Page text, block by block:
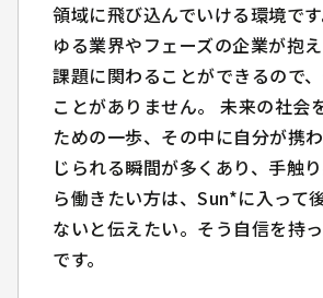
Sun*は、個人の意志を尊重しな
る領域に飛び込んでいける環境
らゆる業界やフェーズの企業が
業課題に関わることができるの
ることがありません。 未来の社
いくための一歩、その中に自分
と感じられる瞬間が多くあり、
ながら働きたい方は、Sun*に入
とはないと伝えたい。そう自信を
領域に飛び込んでいける環境で
ゆる業界やフェーズの企業が抱
課題に関わることができるので
ことがありません。 未来の社会
ための一歩、その中に自分が携
じられる瞬間が多くあり、手触
ら働きたい方は、Sun*に入って
ないと伝えたい。そう自信を持
です。